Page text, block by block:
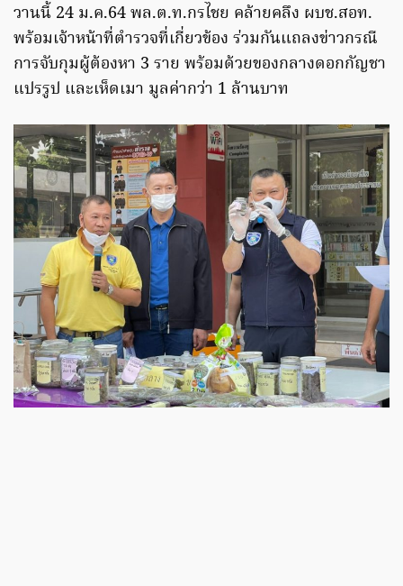
วานนี้ 24 ม.ค.64 พล.ต.ท.กรไชย คล้ายคลึง ผบช.สอท.
พร้อมเจ้าหน้าที่ตำรวจที่เกี่ยวข้อง ร่วมกันแถลงข่าวกรณี
การจับกุมผู้ต้องหา 3 ราย พร้อมด้วยของกลางดอกกัญชา
แปรรูป และเห็ดเมา มูลค่ากว่า 1 ล้านบาท